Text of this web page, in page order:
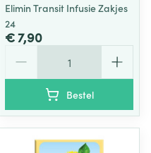
Elimin Transit Infusie Zakjes
24
€ 7,90
Bestel